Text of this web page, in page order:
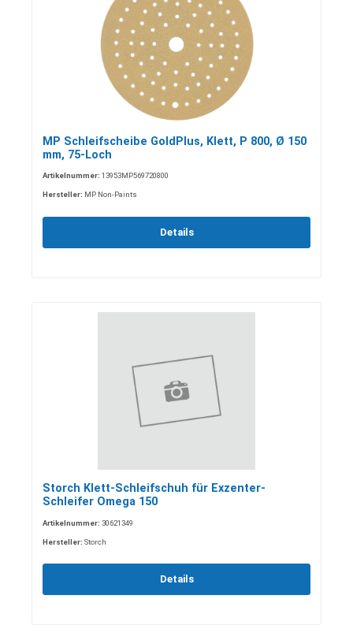
MP Schleifscheibe GoldPlus, Klett, P 800, Ø 150
mm, 75-Loch
Artikelnummer: 13953MP569720800
Hersteller: MP Non-Paints
Details
Storch Klett-Schleifschuh für Exzenter-
Schleifer Omega 150
Artikelnummer: 30621349
Hersteller: Storch
Details